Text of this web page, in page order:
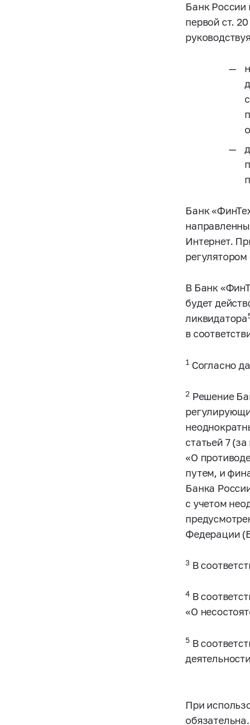
Банк России
первой ст.
Банк
Интернет.
В Банк
будет
ликвидатора
в
1 Согласно
2 Решение
статьей 7
«O
путем, и
Банка
с учетом
Федерации
3 В
4 В
«О
5 В
При
обязательна.